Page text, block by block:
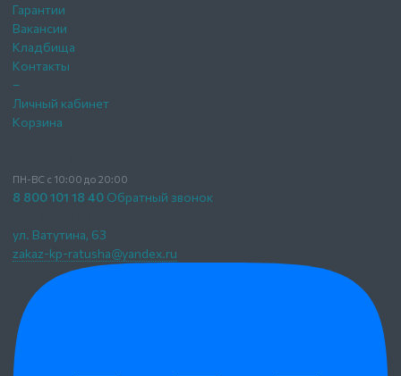
Гарантии
Вакансии
Кладбища
Контакты
–
Личный кабинет
Корзина
ПН-ВС с 10:00 до 20:00
8 800 101 18 40 Обратный звонок
ул. Ватутина, 63
zakaz-kp-ratusha@yandex.ru